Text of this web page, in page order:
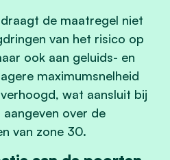
de maatregel niet
van het risico op
ook aan geluids- en
maximumsnelheid
wat aansluit bij
over de
van zone 30.